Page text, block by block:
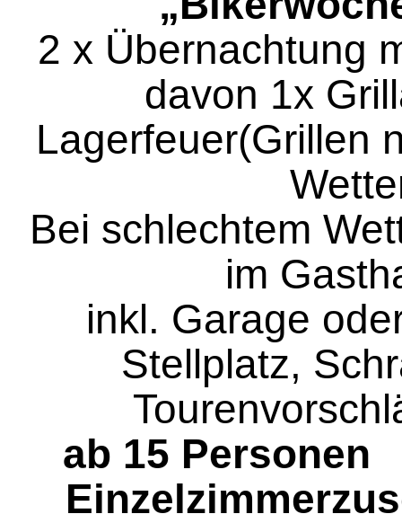
2 x Übernachtung
davon 1x
Lagerfeuer(Grillen
Bei schlechtem
im
inkl. Garage
Stellplatz,
ab 15